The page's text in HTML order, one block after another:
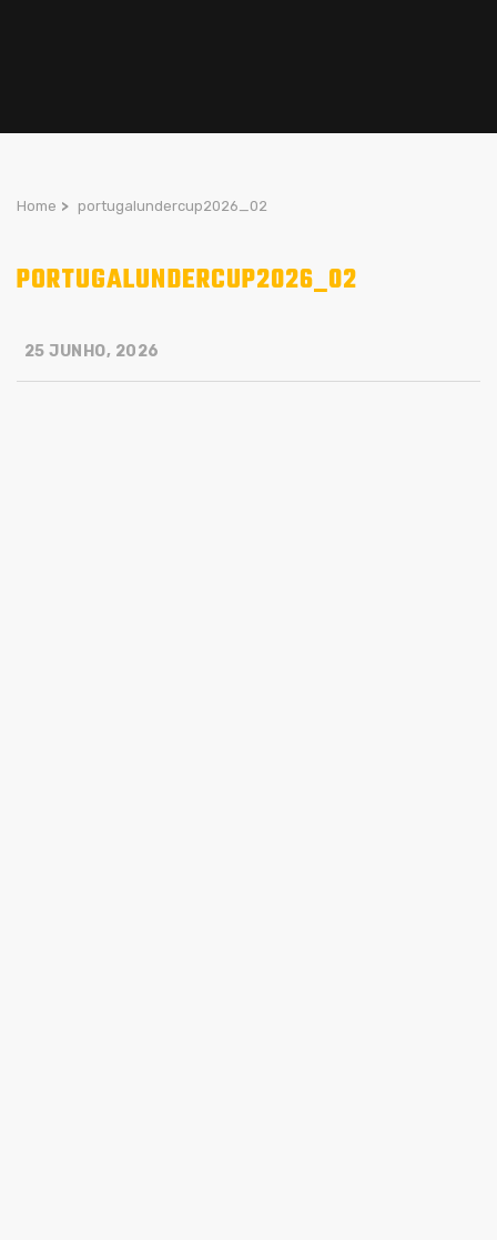
Home > portugalundercup2026_02
PORTUGALUNDERCUP2026_02
25 JUNHO, 2026